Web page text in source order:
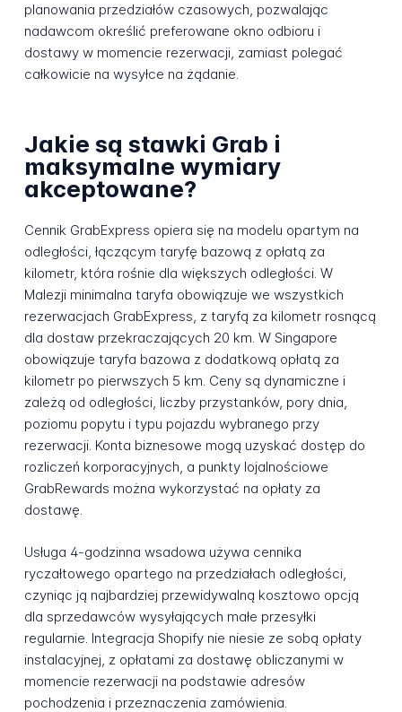
planowania przedziałów czasowych, pozwalając
nadawcom określić preferowane okno odbioru i
dostawy w momencie rezerwacji, zamiast polegać
całkowicie na wysyłce na żądanie.
Jakie są stawki Grab i
maksymalne wymiary
akceptowane?
Cennik GrabExpress opiera się na modelu opartym na
odległości, łączącym taryfę bazową z opłatą za
kilometr, która rośnie dla większych odległości. W
Malezji minimalna taryfa obowiązuje we wszystkich
rezerwacjach GrabExpress, z taryfą za kilometr rosnącą
dla dostaw przekraczających 20 km. W Singapore
obowiązuje taryfa bazowa z dodatkową opłatą za
kilometr po pierwszych 5 km. Ceny są dynamiczne i
zależą od odległości, liczby przystanków, pory dnia,
poziomu popytu i typu pojazdu wybranego przy
rezerwacji. Konta biznesowe mogą uzyskać dostęp do
rozliczeń korporacyjnych, a punkty lojalnościowe
GrabRewards można wykorzystać na opłaty za
dostawę.
Usługa 4-godzinna wsadowa używa cennika
ryczałtowego opartego na przedziałach odległości,
czyniąc ją najbardziej przewidywalną kosztowo opcją
dla sprzedawców wysyłających małe przesyłki
regularnie. Integracja Shopify nie niesie ze sobą opłaty
instalacyjnej, z opłatami za dostawę obliczanymi w
momencie rezerwacji na podstawie adresów
pochodzenia i przeznaczenia zamówienia.